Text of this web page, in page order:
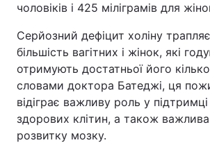
чоловіків і 425 міліграмів для
Серйозний дефіцит холіну
більшість вагітних і жінок, які
отримують достатньої його
словами доктора Батеджі, ця
відіграє важливу роль у
здорових клітин, а також
розвитку мозку.